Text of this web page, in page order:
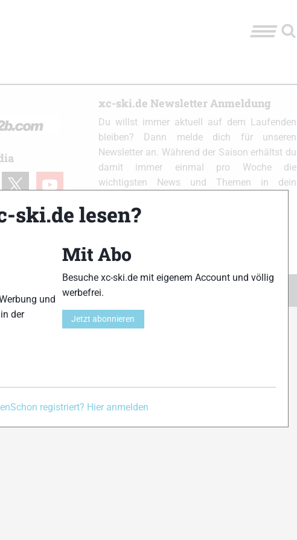
youtube
xc-ski.de Newsletter Anmeldung
Du willst immer aktuell auf dem Laufenden
bleiben? Dann melde dich für unseren
Newsletter an. Während der Saison erhältst du
damit immer einmal pro Woche die
wichtigsten News und Themen in dein
Datenschutz
ski.de lesen?
und
der
Mit Abo
Besuche xc-ski.de mit eigenem Account und völlig
werbefrei.
Jetzt abonnieren
Schon registriert? Hier anmelden